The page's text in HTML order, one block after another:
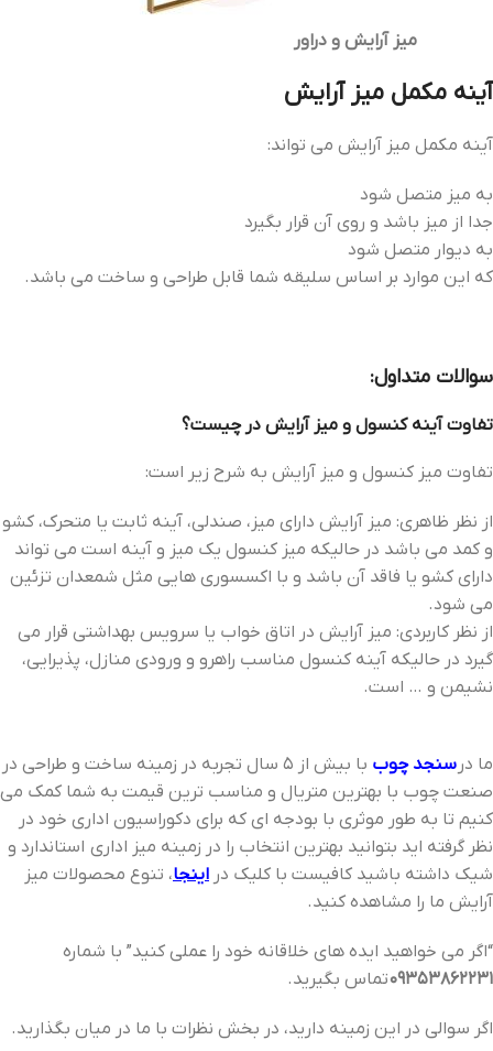
میز آرایش و دراور
آینه مکمل میز آرایش
آینه مکمل میز آرایش می تواند:
به میز متصل شود
جدا از میز باشد و روی آن قرار بگیرد
به دیوار متصل شود
که این موارد بر اساس سلیقه شما قابل طراحی و ساخت می باشد.
سوالات متداول:
تفاوت آینه کنسول و میز آرایش در چیست؟
تفاوت میز کنسول و میز آرایش به شرح زیر است:
از نظر ظاهری: میز آرایش دارای میز، صندلی، آینه ثابت یا متحرک، کشو
و کمد می باشد در حالیکه میز کنسول یک میز و آینه است می تواند
دارای کشو یا فاقد آن باشد و با اکسسوری هایی مثل شمعدان تزئین
می شود.
از نظر کاربردی: میز آرایش در اتاق خواب یا سرویس بهداشتی قرار می
گیرد در حالیکه آینه کنسول مناسب راهرو و ورودی منازل، پذیرایی،
نشیمن و … است.
ما در سنجد چوب
با بیش از 5 سال تجربه در زمینه ساخت و طراحی در
صنعت چوب با بهترین متریال و مناسب ترین قیمت به شما کمک می
کنیم تا به طور موثری با بودجه ای که برای دکوراسیون اداری خود در
نظر گرفته اید بتوانید بهترین انتخاب را در زمینه میز اداری استاندارد و
شیک داشته باشید کافیست با کلیک در اینجا، تنوع محصولات میز
آرایش ما را مشاهده کنید.
“اگر می خواهید ایده های خلاقانه خود را عملی کنید” با شماره
09353862231تماس بگیرید.
اگر سوالی در این زمینه دارید، در بخش نظرات با ما در میان بگذارید.